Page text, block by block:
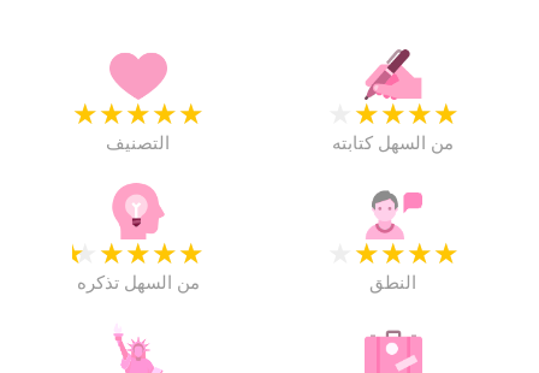
★
★
★
★
★
التصنيف
★
★
★
★
من السهل كتابته
★
★
★
★
★
من السهل تذكره
★
★
★
★
النطق